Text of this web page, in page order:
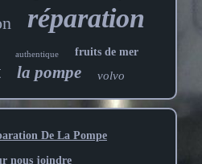
réparation
authentique fruits de mer
la pompe volvo
De La Pompe
nous joindre